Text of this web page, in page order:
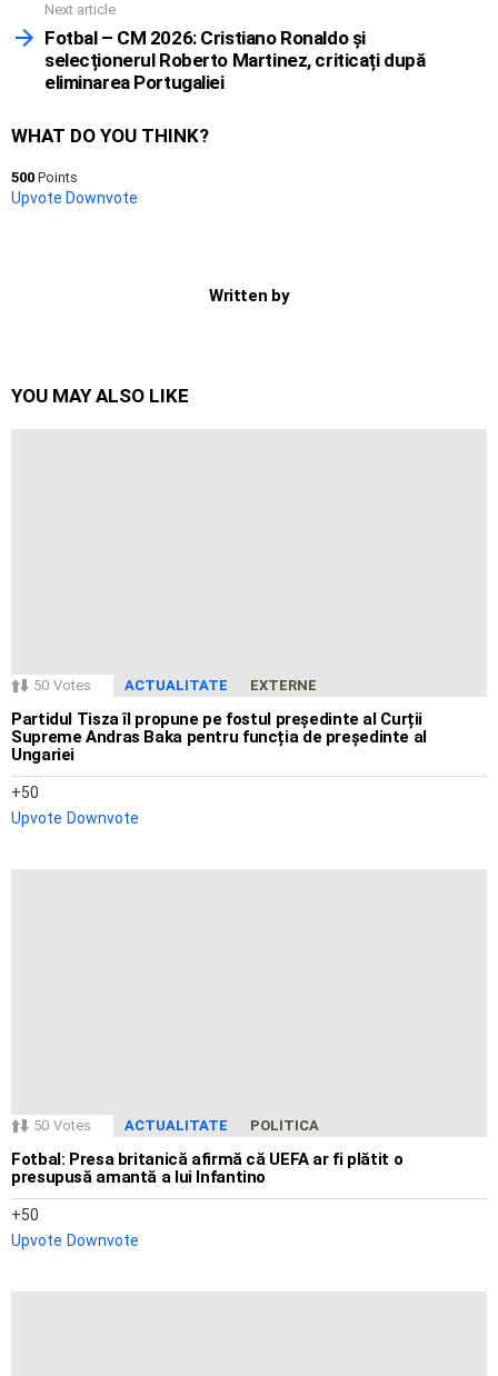
Next article
Fotbal – CM 2026: Cristiano Ronaldo și
selecționerul Roberto Martinez, criticați după
eliminarea Portugaliei
WHAT DO YOU THINK?
500 Points
Upvote Downvote
Written by
YOU MAY ALSO LIKE
50 Votes ACTUALITATE EXTERNE
Partidul Tisza îl propune pe fostul președinte al Curții
Supreme Andras Baka pentru funcția de președinte al
Ungariei
50
Upvote Downvote
50 Votes ACTUALITATE POLITICA
Fotbal: Presa britanică afirmă că UEFA ar fi plătit o
presupusă amantă a lui Infantino
50
Upvote Downvote